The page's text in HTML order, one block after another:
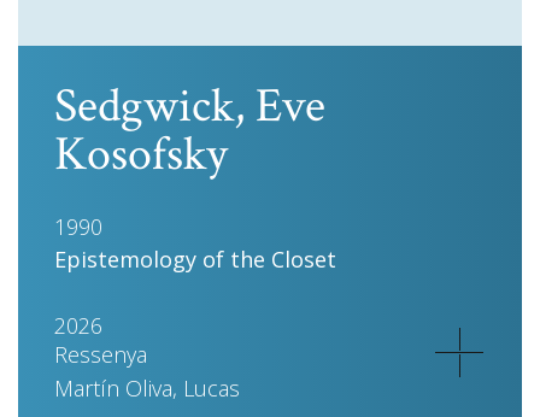
Sedgwick, Eve
Kosofsky
1990
Epistemology of the Closet
2026
Ressenya
Martín Oliva, Lucas